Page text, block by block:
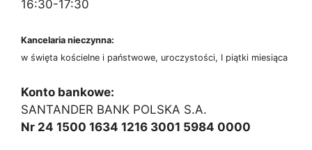
16:30-17:30
Kancelaria nieczynna:
w święta kościelne i państwowe, uroczystości, I piątki miesiąca
Konto bankowe:
SANTANDER BANK POLSKA S.A.
Nr 24 1500 1634 1216 3001 5984 0000